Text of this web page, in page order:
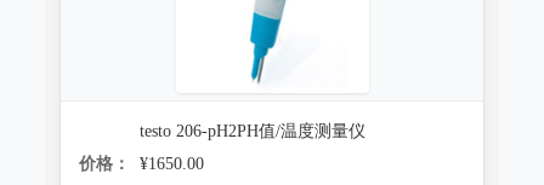
testo 206-pH2PH值/温度测量仪
价格：
¥1650.00